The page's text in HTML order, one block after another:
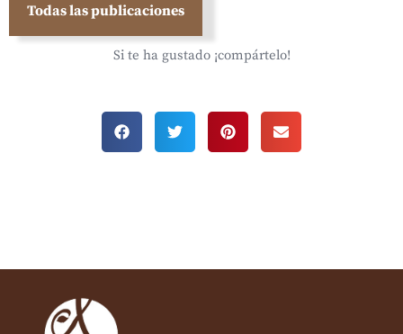
Todas las publicaciones
Si te ha gustado ¡compártelo!